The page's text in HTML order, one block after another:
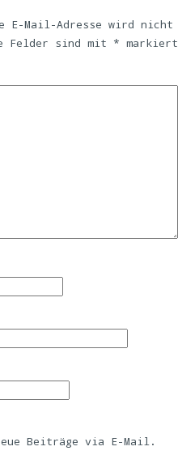
E-Mail-Adresse wird nicht
Felder sind mit * markiert
Beiträge via E-Mail.